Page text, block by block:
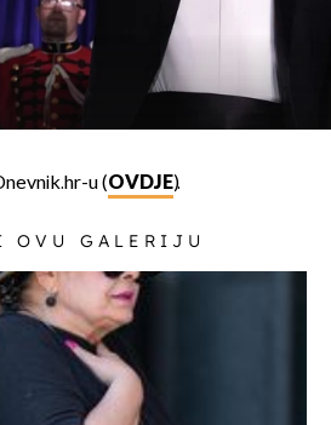
u (OVDJE).
OVU GALERIJU